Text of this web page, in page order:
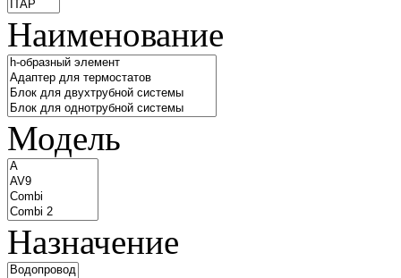
Наименование
Модель
Назначение